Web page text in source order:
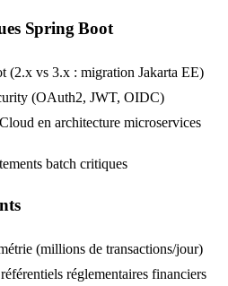
Spring Boot
(2.x vs 3.x : migration Jakarta EE)
(OAuth2, JWT, OIDC)
en architecture microservices
batch critiques
(millions de transactions/jour)
réglementaires financiers